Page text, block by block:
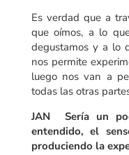
Es verdad que a
que oímos, a lo
degustamos y a lo
nos permite
luego nos van a
todas las otras
JAN Sería un
entendido, el
produciendo la